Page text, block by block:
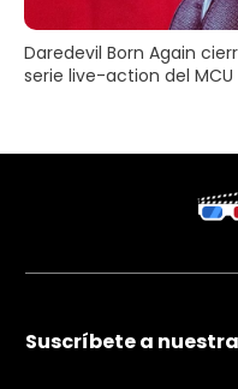
Daredevil Born Again
serie live-action del MCU
Suscríbete a